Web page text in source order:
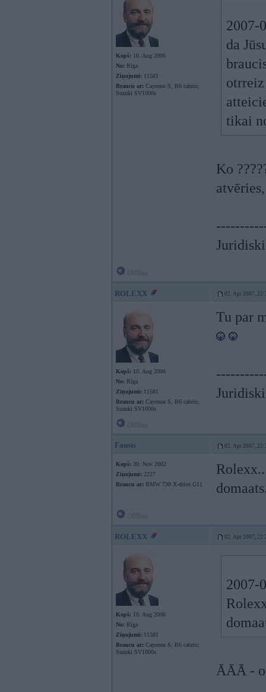
Kopš: 10. Aug 2006
No: Rīga
Ziņojumi: 11581
Braucu ar: Cayenne S, B6 cabrio;
Suzuki SV1000s
2007-
da
tikai
Ko
ROLEXX 02. Apr 2007,
Kopš: 10. Aug 2006
No: Rīga
Ziņojumi: 11581
Braucu ar: Cayenne S, B6 cabrio;
Suzuki SV1000s
Tu par
Fausts 02. Apr 2007,
Kopš: 30. Nov 2002
Ziņojumi: 2227
Braucu ar: BMW 730 X-drive G11
ROLEXX 02. Apr 2007,
Kopš: 10. Aug 2006
No: Rīga
Ziņojumi: 11581
Braucu ar: Cayenne S, B6 cabrio;
Suzuki SV1000s
2007-
ĀĀĀ -